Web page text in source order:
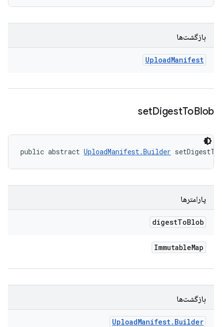
بازگشت‌ها
UploadManifest
setDigestToBlob
public abstract UploadManifest.Builder
پارامترها
digestToBlob
ImmutableMap
بازگشت‌ها
UploadManifest. Builder